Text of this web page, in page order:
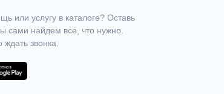
или услугу в каталоге? Оставь
сами найдем все, что нужно.
ждать звонка.